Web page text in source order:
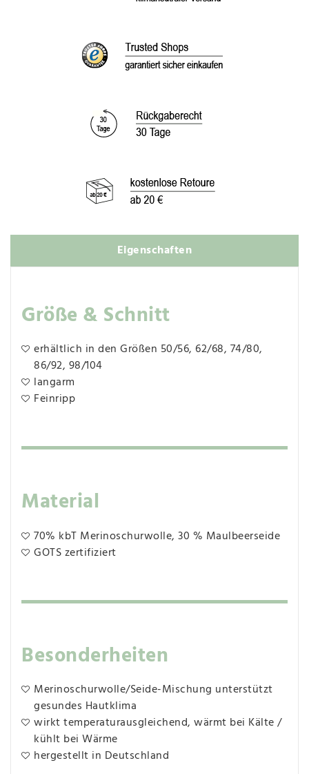
Eigenschaften
Größe & Schnitt
erhältlich in den Größen 50/56, 62/68, 74/80,
86/92, 98/104
langarm
Feinripp
Material
70% kbT Merinoschurwolle, 30 % Maulbeerseide
GOTS zertifiziert
Besonderheiten
Merinoschurwolle/Seide-Mischung unterstützt
gesundes Hautklima
wirkt temperaturausgleichend, wärmt bei Kälte /
kühlt bei Wärme
hergestellt in Deutschland